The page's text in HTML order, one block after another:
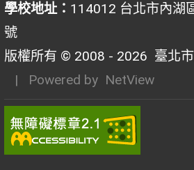
學校地址： 114012 台北市內湖
號
版權所有 © 2008 - 2026 臺北
| Powered by NetView